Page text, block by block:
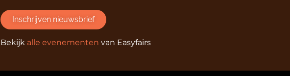
Inschrijven nieuwsbrief
Bekijk alle evenementenvan Easyfairs